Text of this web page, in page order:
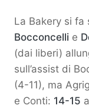
La Bakery si fa
Bocconcelli e
(dai liberi)
sull’assist di
(4-11), ma
e Conti: 14-15